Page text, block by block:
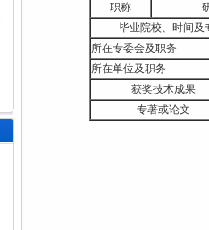
职称
毕业院校、时间及
所在专委会及职务
所在单位及职务
获奖技术成果
专著或论文